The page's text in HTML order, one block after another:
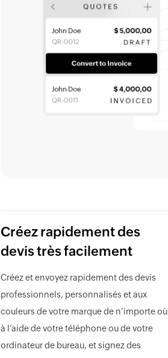
Créez rapidement des
devistrès facilement
Créez et envoyez rapidement des devis
professionnels, personnalisés et aux
couleurs de votre marque de n’importe où
à l’aide de votre téléphone ou de votre
ordinateur de bureau, et signez des